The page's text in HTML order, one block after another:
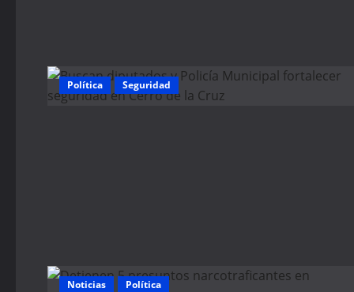
Política Seguridad
Noticias Política